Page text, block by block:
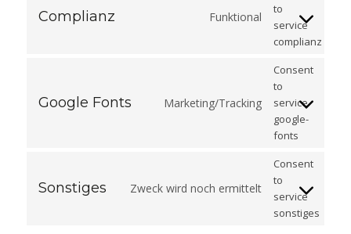
Complianz Funktional
to
service
complianz
Google Fonts Marketing/Tracking
Consent
to
service
google-
fonts
Sonstiges Zweck wird noch ermittelt
Consent
to
service
sonstiges